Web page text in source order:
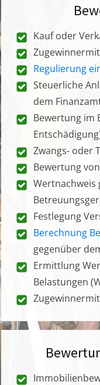
Kauf oder
Regulierung
Steuerliche
dem
Bewertung im
Zwangs- oder
Bewertung
Wertnachweis
Festlegung
Berechnung
gegenüber
Ermittlung
Belastungen